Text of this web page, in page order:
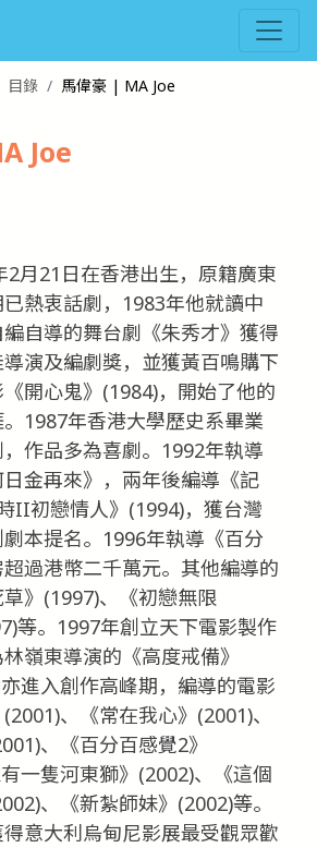
目錄 馬偉豪 | MA Joe
Joe
2月21日在香港出生，原籍廣東
熱衷話劇，1983年他就讀中
自導的舞台劇《朱秀才》獲得
演及編劇獎，並獲黃百鳴購下
開心鬼》(1984)，開始了他的
1987年香港大學歷史系畢業
作品多為喜劇。1992年執導
金再來》，兩年後編導《記
II初戀情人》(1994)，獲台灣
本提名。1996年執導《百分
過港幣二千萬元。其他編導的
》(1997)、《初戀無限
等。1997年創立天下電影製作
嶺東導演的《高度戒備》
進入創作高峰期，編導的電影
、《常在我心》(2001)、
、《百分百感覺2》
一隻河東獅》(2002)、《這個
、《新紮師妹》(2002)等。
得意大利烏甸尼影展最受觀眾歡